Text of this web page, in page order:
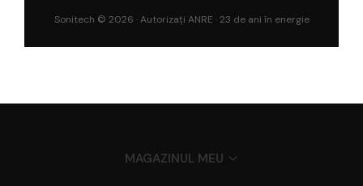
Sonitech © 2026 · Autorizați ANRE · 23 de ani în energie
MAGAZINUL MEU